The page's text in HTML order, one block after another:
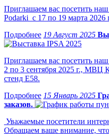
Приглашаем вас посетить
Podarki с 17 по 19 марта 2026
19 Август 2025
Приглашаем вас посетить
2 по 3 сентября 2025 г., МВЦ
стенд Е58.
15 Январь 2025
заказов.
Уважаемые посетители
Обращаем ваше внимание,